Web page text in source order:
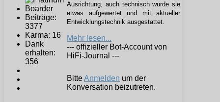
Beiträge:
3377
Karma: 16
Dank
erhalten:
356
Ausrichtung, auch technisch wurde sie
etwas aufgewertet und mit aktueller
Entwicklungstechnik ausgestattet.
Mehr lesen...
--- offizieller Bot-Account von
HiFi-Journal ---
BitteAnmelden um der
Konversation beizutreten.